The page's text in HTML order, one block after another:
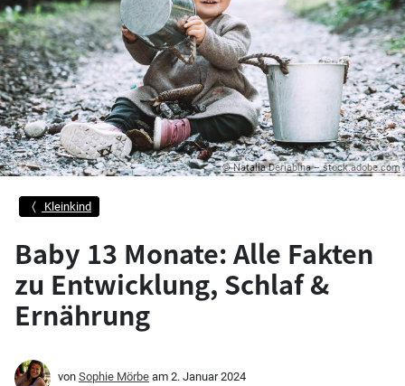
© Natalia Deriabina – stock.adobe.com
Kleinkind
Baby 13 Monate: Alle Fakten
zu Entwicklung, Schlaf &
Ernährung
von Sophie Mörbe am 2. Januar 2024